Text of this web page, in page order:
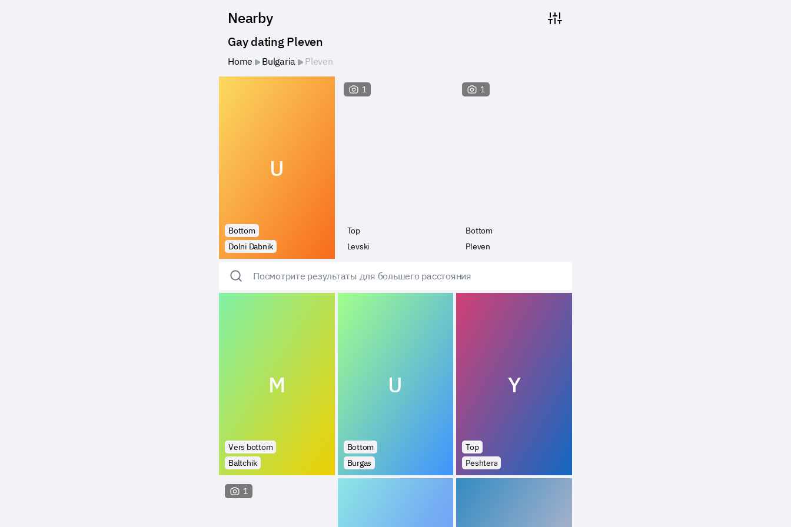
Nearby
Gay dating Pleven
Home Bulgaria Pleven
U
Bottom
Dolni Dabnik
1
Top
Levski
1
Bottom
Pleven
Посмотрите результаты для большего расстояния
M
Vers bottom
Baltchik
U
Bottom
Burgas
Y
Top
Peshtera
1